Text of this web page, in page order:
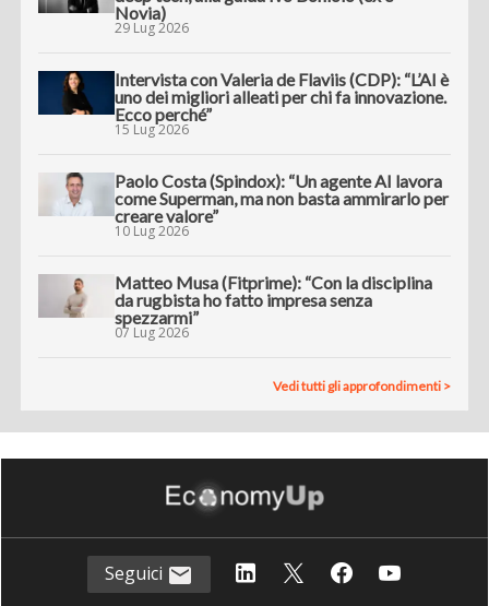
Novia)
29 Lug 2026
Intervista con Valeria de Flaviis (CDP): “L’AI è
uno dei migliori alleati per chi fa innovazione.
Ecco perché”
15 Lug 2026
Paolo Costa (Spindox): “Un agente AI lavora
come Superman, ma non basta ammirarlo per
creare valore”
10 Lug 2026
Matteo Musa (Fitprime): “Con la disciplina
da rugbista ho fatto impresa senza
spezzarmi”
07 Lug 2026
Vedi tutti gli approfondimenti >
Seguici